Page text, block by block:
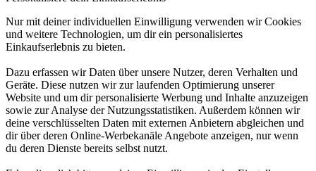
Nur mit deiner individuellen Einwilligung verwenden wir Cookies
und weitere Technologien, um dir ein personalisiertes
Einkaufserlebnis zu bieten.
Dazu erfassen wir Daten über unsere Nutzer, deren Verhalten und
Geräte. Diese nutzen wir zur laufenden Optimierung unserer
Website und um dir personalisierte Werbung und Inhalte anzuzeigen
sowie zur Analyse der Nutzungsstatistiken. Außerdem können wir
deine verschlüsselten Daten mit externen Anbietern abgleichen und
dir über deren Online-Werbekanäle Angebote anzeigen, nur wenn
du deren Dienste bereits selbst nutzt.